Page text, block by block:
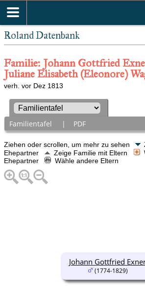
Roland Datenbank
Familie: Johann Gottfried
Juliane Elisabeth (Eleonore)
verh. vor Dez 1813
Familientafel | PDF
Ziehen oder scrollen, um mehr zu sehen
Ehepartner
Zeige Familie mit Eltern
Ehepartner
Wähle andere Eltern
Johann Gottfried
(1774-1829)